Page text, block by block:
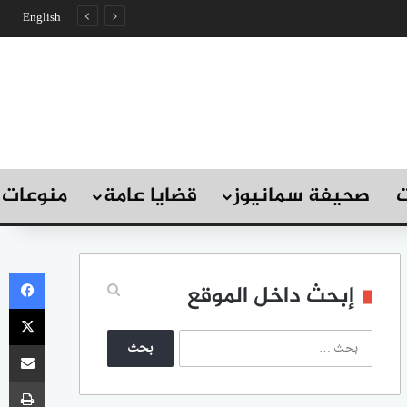
English
صحيفة سمانيوز قضايا عامة منوعات
إبحث داخل الموقع
ح